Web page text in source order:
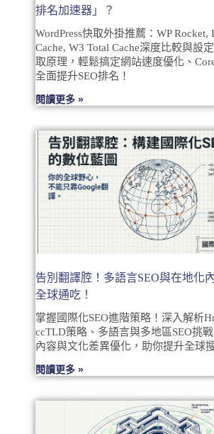
排名加速器」？
WordPress快取外掛推薦：WP Rocket,
Cache, W3 Total Cache深度比較與設
取原理，輕鬆搞定網站速度優化、
全面提升SEO排名！
閱讀更多 »
告別翻譯腔！多語言SEO與在地化
全球通吃！
掌握國際化SEO進階策略！深入解析
ccTLD策略、多語言與多地區SEO挑
內容與文化差異優化，助你提升全球
閱讀更多 »